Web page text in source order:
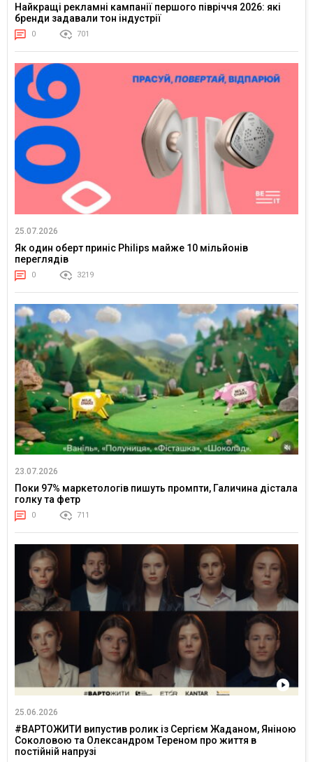
Найкращі рекламні кампанії першого півріччя 2026: які
бренди задавали тон індустрії
0 701
25.07.2026
Як один оберт приніс Philips майже 10 мільйонів
переглядів
0 3219
23.07.2026
Поки 97% маркетологів пишуть промпти, Галичина дістала
голку та фетр
0 711
25.06.2026
#ВАРТОЖИТИ випустив ролик із Сергієм Жаданом, Яніною
Соколовою та Олександром Тереном про життя в
постійній напрузі